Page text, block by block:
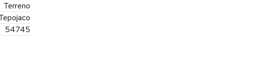
Terreno
54745